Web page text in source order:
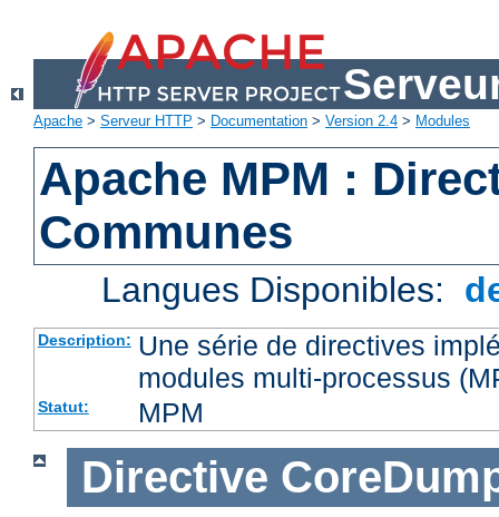
Apache > Serveur HTTP > Documentation > Version 2.4 > Modules
Apache MPM :
Communes
Langues Disponibles:
Description: Une série de directives
modules multi-processus
Statut: MPM
Directive